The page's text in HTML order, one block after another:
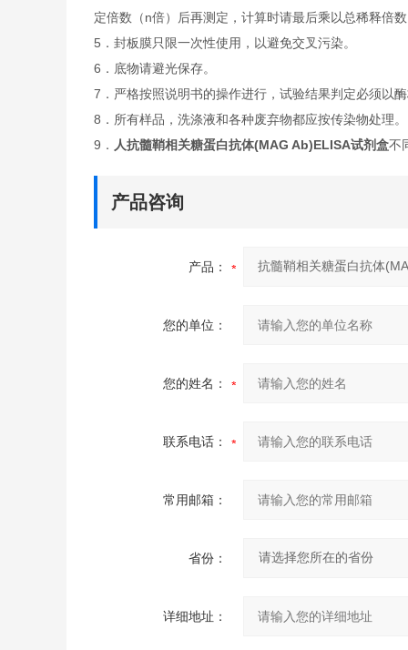
定倍数（n倍）后再测定，计算时请最后乘以总稀释倍
5．封板膜只限一次性使用，以避免交叉污染。
6．底物请避光保存。
7．严格按照说明书的操作进行，试验结果判定必须以
8．所有样品，洗涤液和各种废弃物都应按传染物处理。
9． 人抗髓鞘相关糖蛋白抗体(MAG Ab)ELISA试剂盒不
产品咨询
产品：
您的单位：
您的姓名：
联系电话：
常用邮箱：
省份：
详细地址：